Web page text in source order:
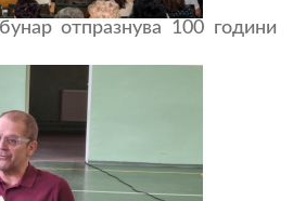
отпразнува 100 години